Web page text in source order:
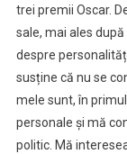
trei premii Oscar.
sale, mai ales
despre
susține că nu se
mele sunt, în
personale și mă
politic. Mă